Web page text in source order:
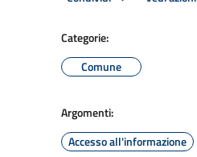
Categorie:
Comune
Argomenti:
Accesso all'informazione